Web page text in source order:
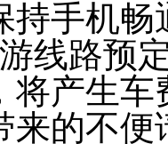
持手机畅
线路预
将产生
来的不便